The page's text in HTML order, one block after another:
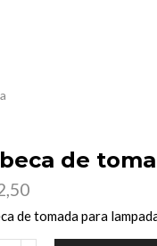
de
de tomada para